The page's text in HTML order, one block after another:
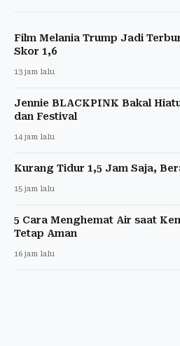
Film Melania Trump Jadi
Skor 1,6
13 jam lalu
Jennie BLACKPINK Bakal
dan Festival
14 jam lalu
Kurang Tidur 1,5 Jam Saja,
15 jam lalu
5 Cara Menghemat Air saat
Tetap Aman
16 jam lalu